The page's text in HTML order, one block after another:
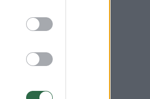
gali
ką